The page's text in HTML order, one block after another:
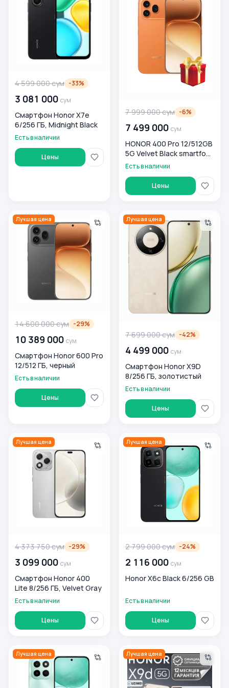
4 599 000сум -33%
3 081 000 сум
Смартфон Honor X7e
6/256 ГБ, Midnight Black
Есть в наличии
Цены
7 999 000сум -6%
7 499 000 сум
HONOR 400 Pro 12/512GB
5G Velvet Black smartfoni
+ sifatli Honor ryukzaki
Есть в наличии
Цены
Смартфон Honor 600 Pro 12/512 ГБ, черный
Лучшая цена
14 600 000сум -29%
10 389 000 сум
Смартфон Honor 600 Pro
12/512 ГБ, черный
Есть в наличии
Цены
Смартфон Honor X9D 8/
Лучшая цена
7 699 000сум -42%
4 499 000 сум
Смартфон Honor X9D
8/256 ГБ, золотистый
Есть в наличии
Цены
Смартфон Honor 400 Lite 8/256 ГБ, Velvet Gray
Лучшая цена
4 373 750сум -29%
3 099 000 сум
Смартфон Honor 400
Lite 8/256 ГБ, Velvet Gray
Есть в наличии
Цены
Honor X6c Black 6/256 GB
Лучшая цена
2 799 000сум -24%
2 116 000 сум
Honor X6c Black 6/256 GB
Есть в наличии
Цены
Honor X6c Green 6/128 GB
Лучшая цена Смартфон Honor X9D 5G 8/
Лучшая цена